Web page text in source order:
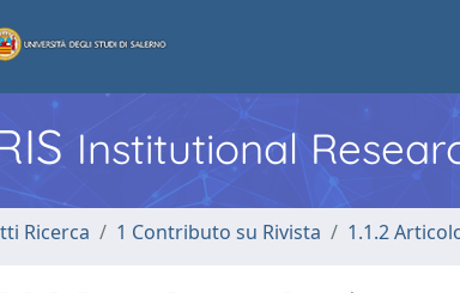
Institutional
Ricerca 1 Contributo su Rivista 1.1.2